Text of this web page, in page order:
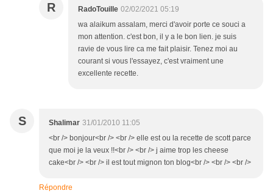
R RadoTouille 02/02/2021 05:19
wa alaikum assalam, merci d'avoir porte ce souci a
mon attention. c'est bon, il y a le bon lien. je suis
ravie de vous lire ca me fait plaisir. Tenez moi au
courant si vous l'essayez, c'est vraiment une
excellente recette.
S Shalimar 31/01/2010 11:05
<br /> bonjour<br /> <br /> elle est ou la recette de scott parce
que moi je la veux !!<br /> <br /> j aime trop les cheese
cake<br /> <br /> il est tout mignon ton blog<br /> <br /> <br />
Répondre